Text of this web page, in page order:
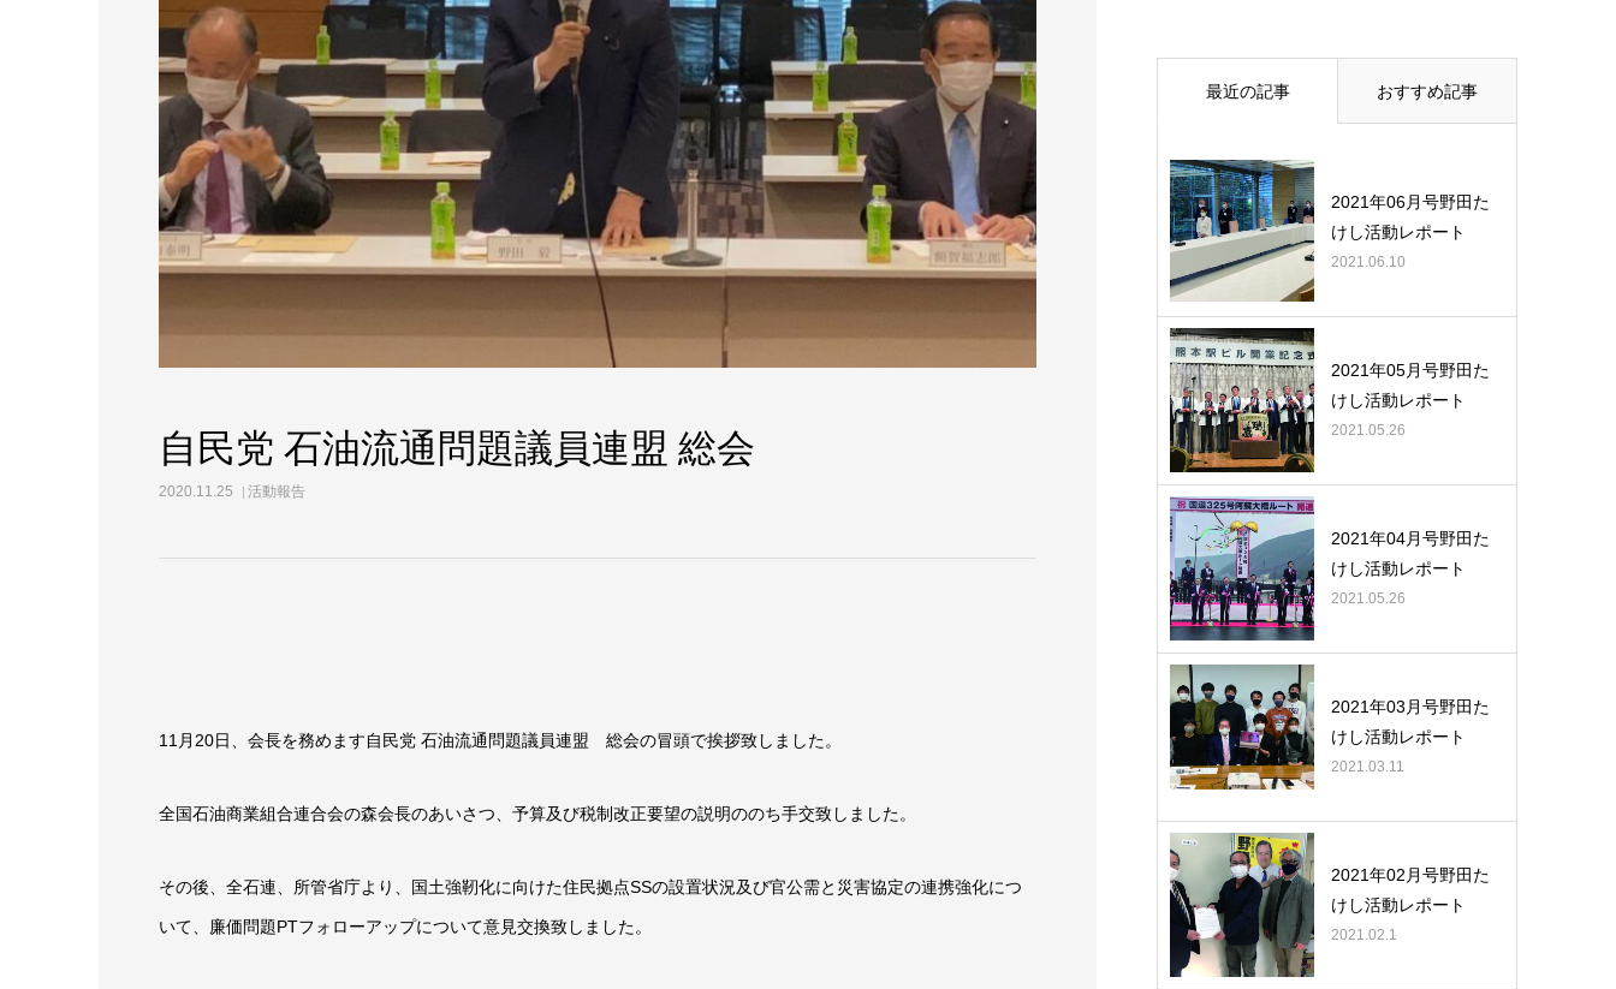
自民党 石油流通問題議員連盟 総会
2020.11.25 活動報告
11月20日、会長を務めます自民党 石油流通問題議員連盟 総会の冒頭で挨拶致しました。
全国石油商業組合連合会の森会長のあいさつ、予算及び税制改正要望の説明ののち手交致しました。
その後、全石連、所管省庁より、国土強靭化に向けた住民拠点SSの設置状況及び官公需と災害協定の連携強化につ
いて、廉価問題PTフォローアップについて意見交換致しました。
最近の記事 おすすめ記事
2021年06月号野田た
けし活動レポート
2021.06.10
2021年05月号野田た
けし活動レポート
2021.05.26
2021年04月号野田た
けし活動レポート
2021.05.26
2021年03月号野田た
けし活動レポート
2021.03.11
2021年02月号野田た
けし活動レポート
2021.02.1